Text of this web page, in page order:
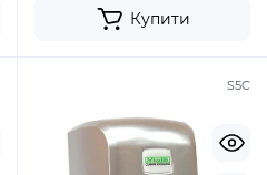
Купити
S5C